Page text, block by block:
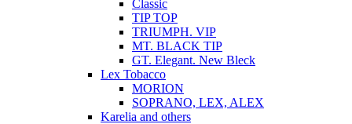
Classic
TIP TOP
TRIUMPH. VIP
MT. BLACK TIP
GT. Elegant. New Bleck
Lex Tobacco
MORION
SOPRANO, LEX, ALEX
Karelia and others